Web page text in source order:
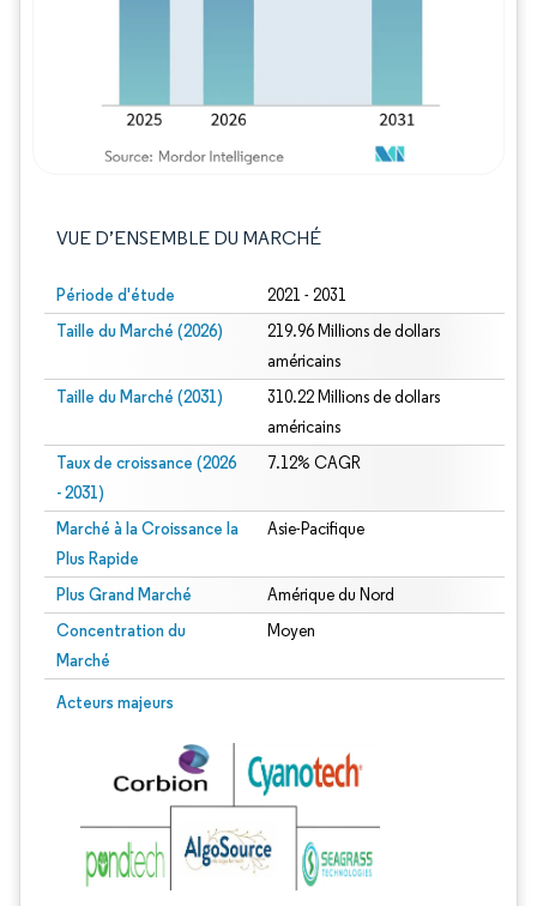
VUE D’ENSEMBLE DU MARCHÉ
Période d'étude 2021 - 2031
Taille du Marché (2026)
219.96 Millions de dollars
américains
Taille du Marché (2031)
310.22 Millions de dollars
américains
Taux de croissance (2026
- 2031)
7.12% CAGR
Marché à la Croissance la
Plus Rapide
Asie-Pacifique
Plus Grand Marché Amérique du Nord
Concentration du
Marché
Moyen
Acteurs majeurs
Image © Mordor Intelligence. La réutilisation nécessite une attribution sous CC